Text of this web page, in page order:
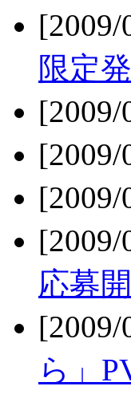
限定
応募
ら」